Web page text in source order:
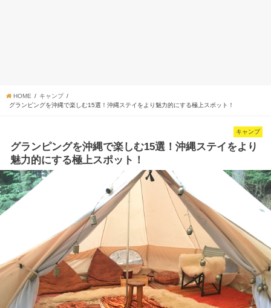
HOME
キャンプ
グランピングを沖縄で楽しむ15選！沖縄ステイをより魅力的にする極上スポット！
キャンプ
グランピングを沖縄で楽しむ15選！沖縄ステイをより
魅力的にする極上スポット！